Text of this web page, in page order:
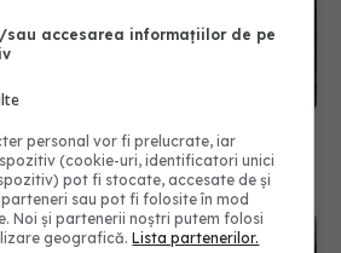
blocate temporar în farmacii.
ce a luat măsura
sau accesarea informațiilor de pe
personal vor fi prelucrate, iar
(cookie-uri, identificatori unici
pot fi stocate, accesate de și
sau pot fi folosite în mod
Noi și partenerii noștri putem folosi
geografică.Lista partenerilor.